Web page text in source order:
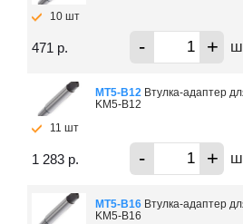
10 шт
471 р. - +
МТ5-В12 Втулка-адаптер
KM5-В12
11 шт
1 283 р. - +
МТ5-В16 Втулка-адаптер
KM5-В16